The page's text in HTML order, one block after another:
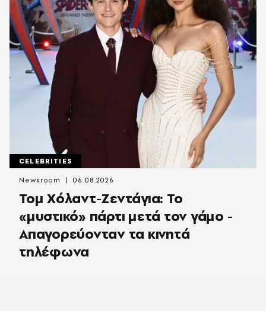
CELEBRITIES
Τομ Χόλαντ-Ζεντάγια: Το
«μυστικό» πάρτι μετά τον γάμο -
Απαγορεύονταν τα κινητά
τηλέφωνα
Newsroom 06.08.2026